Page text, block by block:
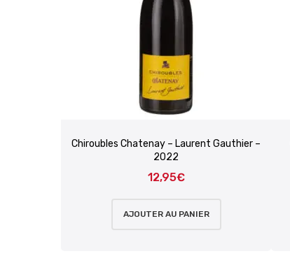
Chiroubles Chatenay – Laurent Gauthier –
2022
12,95€
AJOUTER AU PANIER